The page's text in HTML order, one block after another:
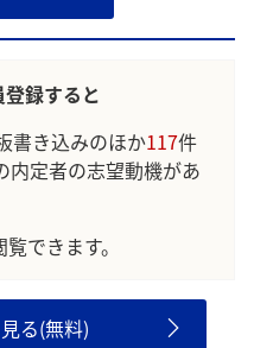
録すると
書き込みのほか117件
内定者の志望動機があ
できます。
る(無料)